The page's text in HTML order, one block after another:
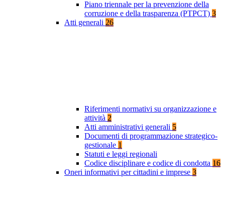
Piano triennale per la prevenzione della
corruzione e della trasparenza (PTPCT) 3
Atti generali 26
Riferimenti normativi su organizzazione e
attività 2
Atti amministrativi generali 5
Documenti di programmazione strategico-
gestionale 1
Statuti e leggi regionali
Codice disciplinare e codice di condotta 16
Oneri informativi per cittadini e imprese 3